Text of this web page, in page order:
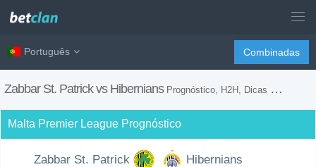
Português Combinadas
Zabbar St. Patrick vs Hibernians Prognóstico, H2H, Dicas de Apostas e Previsão do Jogo
Malta Premier League Prognóstico
Zabbar St. Patrick Hibernians